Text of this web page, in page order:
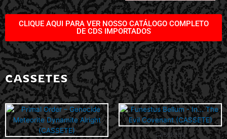
CLIQUE AQUI PARA VER NOSSO CATÁLOGO COMPLETO
DE CDS IMPORTADOS
CASSETES
CASSETES